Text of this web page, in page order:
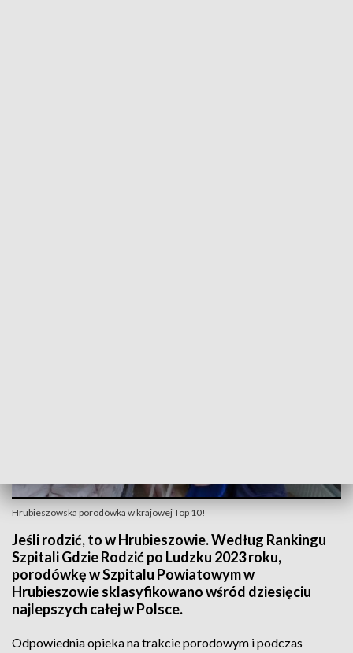
Hrubieszowska porodówka w krajowej Top 10!
Jeśli rodzić, to w Hrubieszowie. Według Rankingu
Szpitali Gdzie Rodzić po Ludzku 2023 roku,
porodówkę w Szpitalu Powiatowym w
Hrubieszowie sklasyfikowano wśród dziesięciu
najlepszych całej w Polsce.
Odpowiednia opieka na trakcie porodowym i podczas